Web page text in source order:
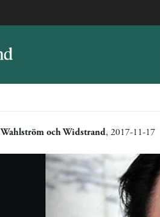
Wahlström och Widstrand, 2017-11-17